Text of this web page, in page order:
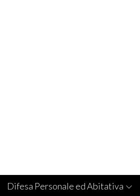
Difesa Personale ed Abitativa